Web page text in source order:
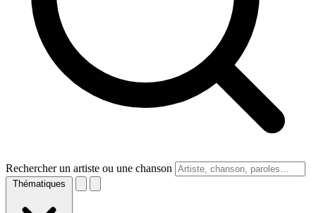
Rechercher un artiste ou une chanson
Thématiques